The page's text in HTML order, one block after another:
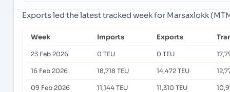
Exports led the latest tracked week for Marsaxlokk
Week Imports Exports
23 Feb 2026 0 TEU 0 TEU
16 Feb 2026 18,718 TEU 14,472 TEU
09 Feb 2026 11,144 TEU 11,310 TEU